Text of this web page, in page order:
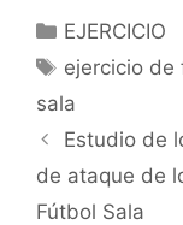
Categorías
EJERCICIO
Etiquetas
ejercicio de
sala
Navegación
de
entradas
Estudio de
de ataque de
Fútbol Sala